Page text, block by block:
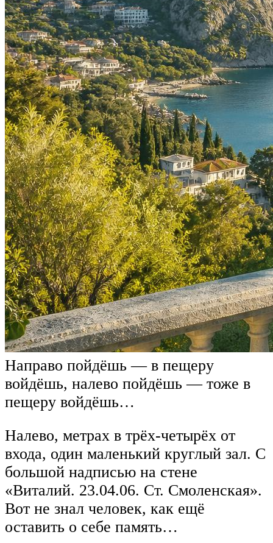
Направо пойдёшь — в пещеру
войдёшь, налево пойдёшь — тоже в
пещеру войдёшь…
Налево, метрах в трёх-четырёх от
входа, один маленький круглый зал. С
большой надписью на стене
«Виталий. 23.04.06. Ст. Смоленская».
Вот не знал человек, как ещё
оставить о себе память…